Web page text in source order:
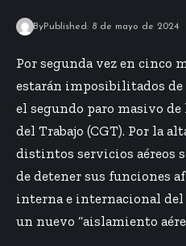
ByPublished: 8 de mayo de 2024
Por segunda vez en cinco
estarán imposibilitados
el segundo paro masivo
del Trabajo (CGT). Por la
distintos servicios aéreos
de detener sus funciones
interna e internacional
un nuevo “aislamiento